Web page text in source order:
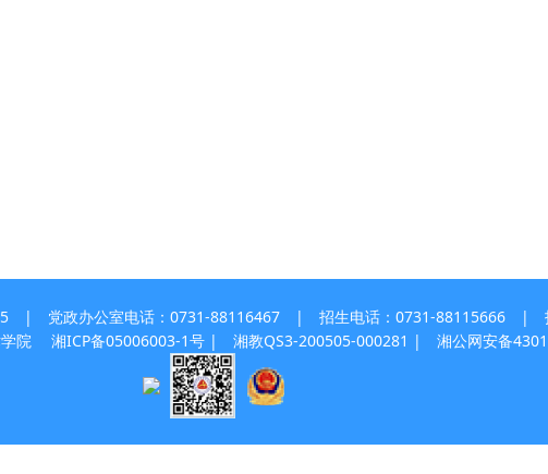
| 党政办公室电话：0731-88116467 | 招生电话：0731-88115666 |
学院
湘ICP备05006003-1号 | 湘教QS3-200505-000281 | 湘公网安备